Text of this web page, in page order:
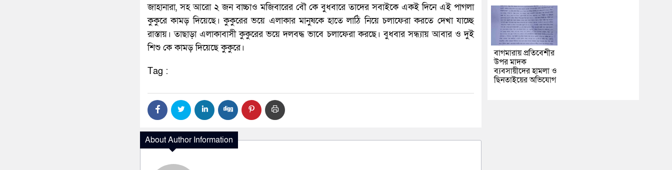
জাহানারা, সহ আরো ২ জন বাচ্চাও মজিবারের বৌ কে বুধবারে তাদের সবাইকে একই দিনে এই পাগলা
কুকুরে কামড় দিয়েছে। কুকুরের ভয়ে এলাকার মানুষকে হাতে লাঠি নিয়ে চলাফেরা করতে দেখা যাচ্ছে
রাস্তায়। তাছাড়া এলাকাবাসী কুকুরের ভয়ে দলবদ্ধ ভাবে চলাফেরা করছে। বুধবার সন্ধ্যায় আবার ও দুই
শিশু কে কামড় দিয়েছে কুকুরে।
Tag :
About Author Information
বাগমারায় প্রতিবেশীর
উপর মাদক
ব্যবসায়ীদের হামলা ও
ছিনতাইয়ের অভিযোগ